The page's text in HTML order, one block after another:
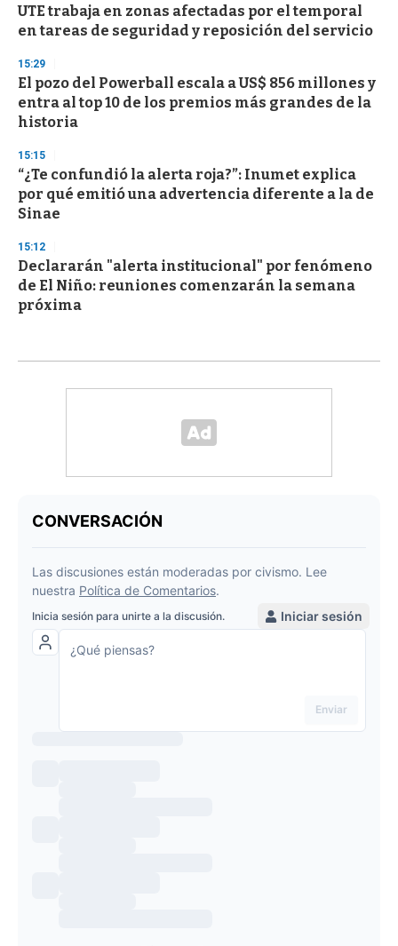
UTE trabaja en zonas afectadas por el temporal
en tareas de seguridad y reposición del servicio
15:29
El pozo del Powerball escala a US$ 856 millones y
entra al top 10 de los premios más grandes de la
historia
15:15
“¿Te confundió la alerta roja?”: Inumet explica
por qué emitió una advertencia diferente a la de
Sinae
15:12
Declararán "alerta institucional" por fenómeno
de El Niño: reuniones comenzarán la semana
próxima